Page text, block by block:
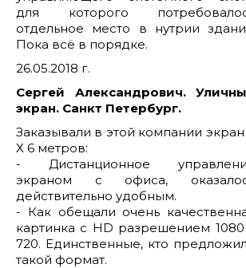
для которого
отдельное место в нутрии
Пока всё в порядке.
26.05.2018 г.
Сергей Александрович.
экран. Санкт Петербург.
Заказывали в этой компании экран
Х 6 метров:
- Дистанционное
экраном с офиса,
действительно удобным.
- Как обещали очень
картинка с HD разрешением
720. Единственные, кто
такой формат.